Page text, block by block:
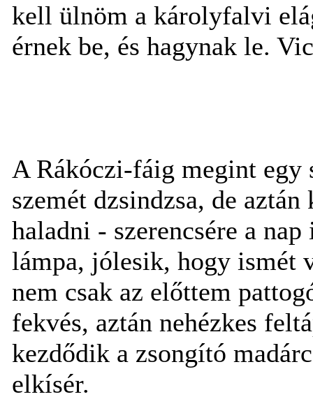
kell ülnöm a károlyfalvi
érnek be, és hagynak le.
A Rákóczi-fáig megint egy
szemét dzsindzsa, de
haladni - szerencsére a
lámpa, jólesik, hogy ismét
nem csak az előttem
fekvés, aztán nehézkes
kezdődik a zsongító
elkísér.